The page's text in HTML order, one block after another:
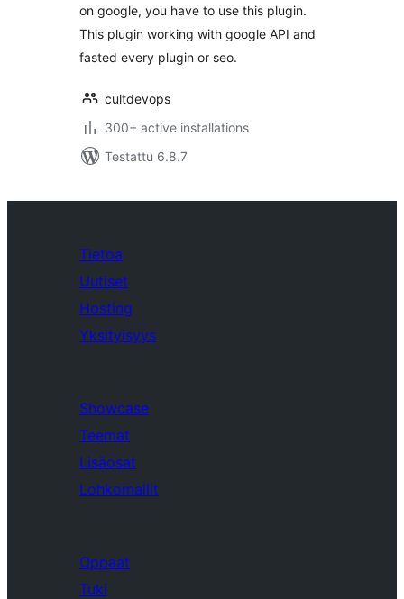
on google, you have to use this plugin.
This plugin working with google API and
fasted every plugin or seo.
cultdevops
300+ active installations
Testattu 6.8.7
Tietoa
Uutiset
Hosting
Yksityisyys
Showcase
Teemat
Lisäosat
Lohkomallit
Oppaat
Tuki